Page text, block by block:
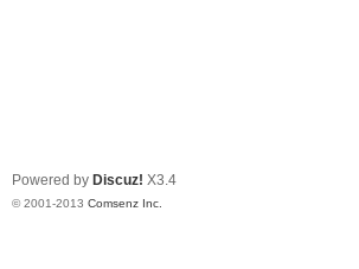
Powered by Discuz! X3.4
© 2001-2013 Comsenz Inc.